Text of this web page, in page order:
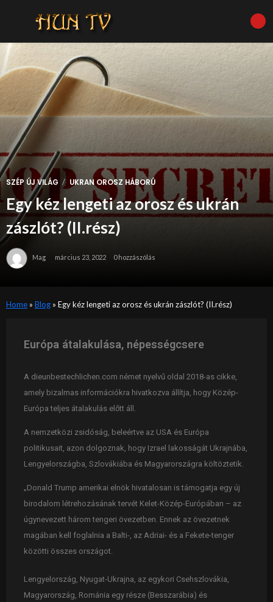
SZÉP ÚJ VILÁG / UKRAN OROSZ HÁBORÚ
Egy kéz lengeti az orosz és ukrán
zászlót? (II.rész)
Mag március 23, 2022 0 hozzászólás
Home» Blog» Egy kéz lengeti az orosz és ukrán zászlót? (II.rész)
Európa átalakulása, népességcsere
A dieunbestechlichen.com német nyelvű oldal 2018-as cikke,
amely bizalmas információkra hivatkozva állítja, hogy Közép-
Európa teljes átalakulás előtt áll.
A nemzetközi zsidóság, beleértve az USA és Európa
politikusait, azon dolgoznak, hogy Izrael lakosságát Ukrajnába,
Lengyelországba, Szlovákiába és Magyarországra költöztetik.
„Donald Trump amerikai elnök hivatalosan is támogatja egy új
birodalom létrehozásának tervét Kelet-Közép-Európában – az
úgynevezett három tengeri övezetben. Ennek az övezetnek
magában kell foglalnia a Balti-, az Adriai- és a Fekete-tenger
közötti összes országot.
Lengyelország, Nyugat-Ukrajna, az egykori Csehszlovákia,
Magyarország, Románia egy része (Besszarábia) és